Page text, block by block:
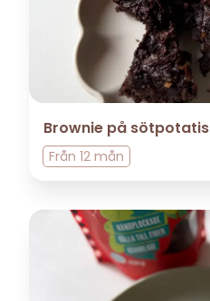
Brownie på sötpotatis
Från 12 mån